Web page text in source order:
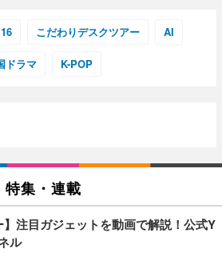
こだわりデスクツアー AI
ドラマ K-POP
特集・連載
】注目ガジェットを動画で解説！公式Y
ル